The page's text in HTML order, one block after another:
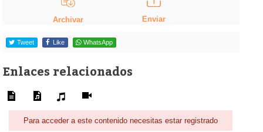
Archivar Enviar
Tweet Like WhatsApp
Enlaces relacionados
Para acceder a este contenido necesitas estar registrado